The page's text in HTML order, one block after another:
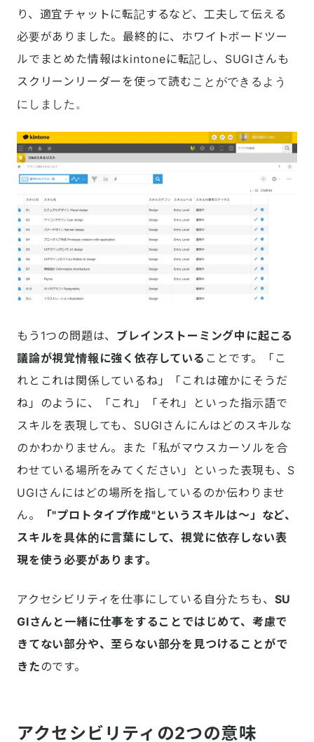
り、適宜チャットに転記するなど、工夫して伝える
必要がありました。最終的に、ホワイトボードツー
ルでまとめた情報はkintoneに転記し、SUGIさんも
スクリーンリーダーを使って読むことができるよう
にしました。
もう1つの問題は、 ブレインストーミング中に起こる
議論が視覚情報に強く依存している ことです。「こ
れとこれは関係しているね」「これは確かにそうだ
ね」のように、「これ」「それ」といった指示語で
スキルを表現しても、SUGIさんにんはどのスキルな
のかわかりません。また「私がマウスカーソルを合
わせている場所をみてください」といった表現も、S
UGIさんにはどの場所を指しているのか伝わりませ
ん。
「"プロトタイプ作成"というスキルは〜」など、
スキルを具体的に言葉にして、視覚に依存しない表
現を使う必要があります。
アクセシビリティを仕事にしている自分たちも、 SU
GIさんと一緒に仕事をすることではじめて、考慮で
きてない部分や、至らない部分を見つけることがで
きたのです。
アクセシビリティの2つの意味